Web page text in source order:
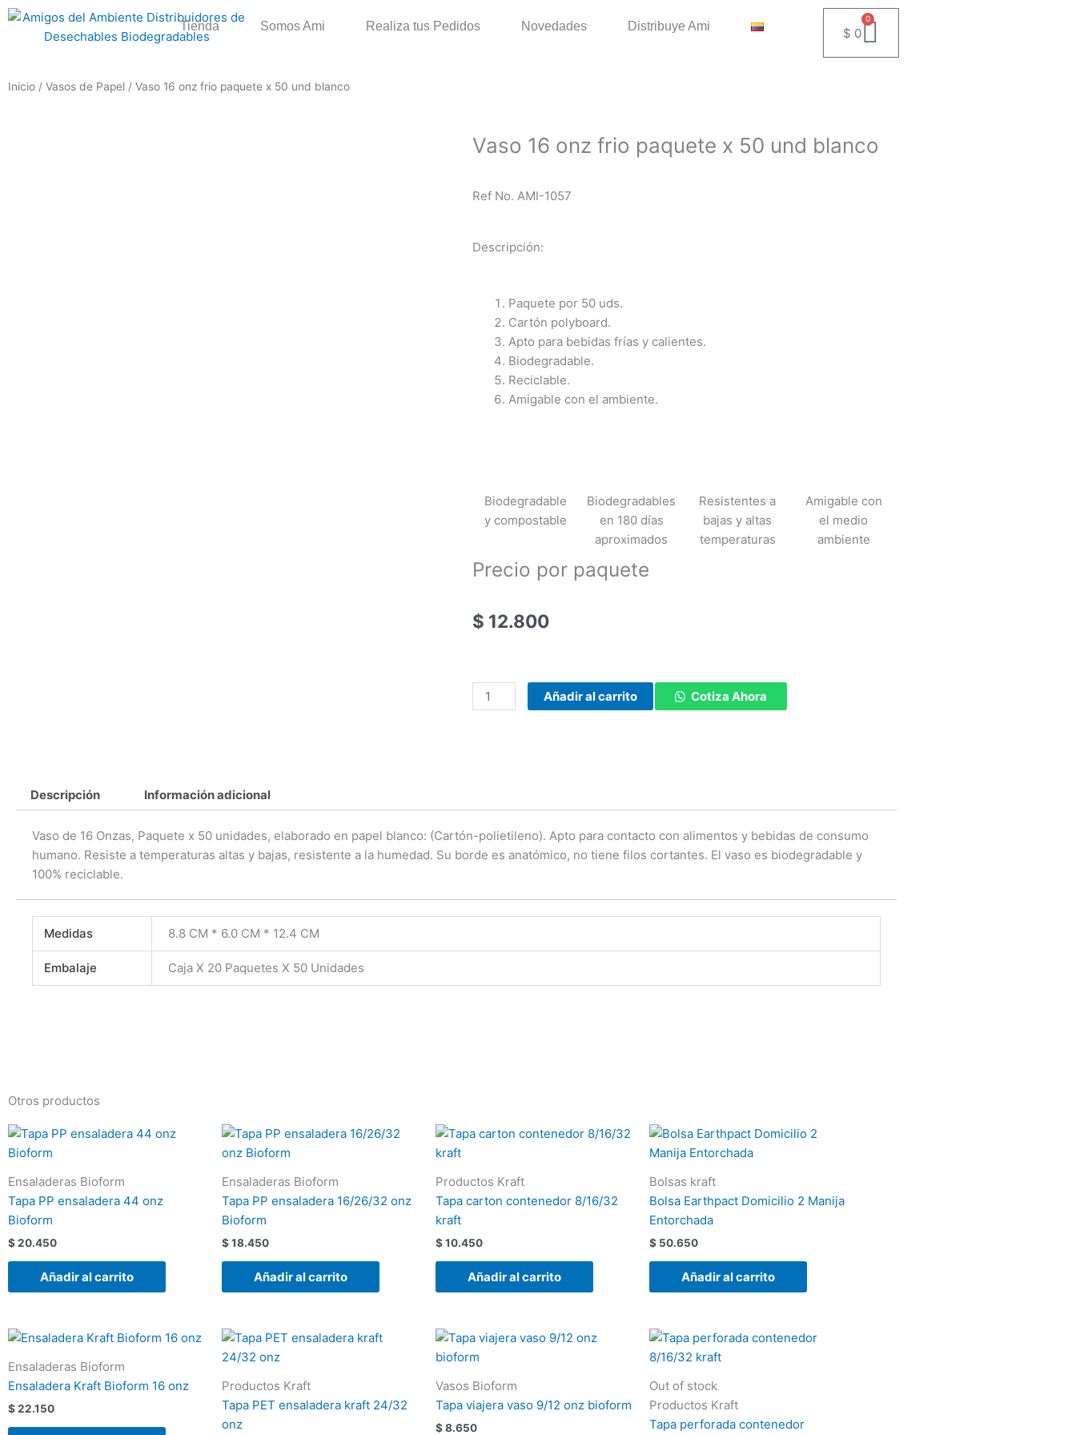
Tienda Somos Ami Realiza tus Pedidos Novedades Distribuye Ami $ 0
0
Cart
Inicio / Vasos de Papel / Vaso 16 onz frio paquete x 50 und blanco
Vaso 16 onz frio paquete x 50 und blanco
Ref No. AMI-1057
Descripción:
Paquete por 50 uds.
Cartón polyboard.
Apto para bebidas frías y calientes.
Biodegradable.
Reciclable.
Amigable con el ambiente.
Biodegradable
y compostable
Biodegradables
en 180 días
aproximados
Resistentes a
bajas y altas
temperaturas
Amigable con
el medio
ambiente
Precio por paquete
$ 12.800
Vaso
16
50
blanco
cantidad
Añadir al carrito Cotiza Ahora
Descripción Información adicional
Vaso de 16 Onzas, Paquete x 50 unidades, elaborado en papel blanco: (Cartón-polietileno). Apto para contacto con alimentos y bebidas de consumo
humano. Resiste a temperaturas altas y bajas, resistente a la humedad. Su borde es anatómico, no tiene filos cortantes. El vaso es biodegradable y
100% reciclable.
Medidas 8.8 CM * 6.0 CM * 12.4 CM
Embalaje Caja X 20 Paquetes X 50 Unidades
Otros productos
Ensaladeras Bioform
Tapa PP ensaladera 44 onz
Bioform
$20.450
Añadir al carrito
Ensaladeras Bioform
Tapa PP ensaladera 16/26/32 onz
Bioform
$18.450
Añadir al carrito
Productos Kraft
Tapa carton contenedor 8/16/32
kraft
$10.450
Añadir al carrito
Bolsas kraft
Bolsa Earthpact Domicilio 2 Manija
Entorchada
$50.650
Añadir al carrito
Ensaladeras Bioform
Ensaladera Kraft Bioform 16 onz
$22.150
Productos Kraft
Tapa PET ensaladera kraft 24/32
onz
Vasos Bioform
Tapa viajera vaso 9/12 onz bioform
$8.650
Out of stock
Productos Kraft
Tapa perforada contenedor